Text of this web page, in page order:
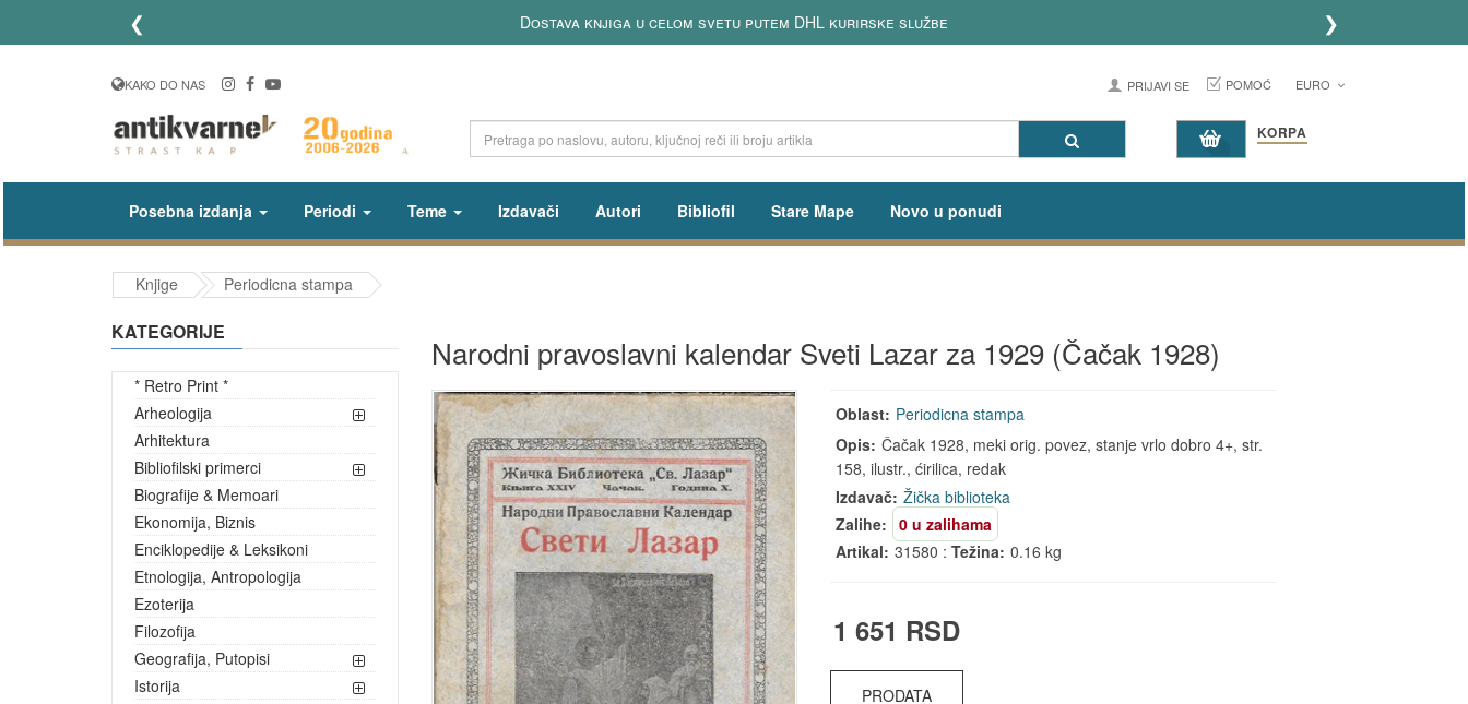
❮ Dostava knjiga u celom svetu putem DHL kurirske službe ❯
KAKO DO NAS PRIJAVI SE POMOĆ EURO
KORPA
Posebna izdanja Periodi Teme Izdavači Autori Bibliofil Stare Mape Novo u ponudi
Knjige Periodicna stampa
KATEGORIJE
* Retro Print *
Arheologija
Arhitektura
Bibliofilski primerci
Biografije & Memoari
Ekonomija, Biznis
Enciklopedije & Leksikoni
Etnologija, Antropologija
Ezoterija
Filozofija
Geografija, Putopisi
Istorija
Narodni pravoslavni kalendar Sveti Lazar za 1929 (Čačak 1928)
Oblast: Periodicna stampa
Opis: Čačak 1928, meki orig. povez, stanje vrlo dobro 4+, str.
158, ilustr., ćirilica, redak
Izdavač: Žička biblioteka
Zalihe:
0 u zalihama
Artikal: 31580 :Težina: 0.16 kg
1 651 RSD
PRODATA